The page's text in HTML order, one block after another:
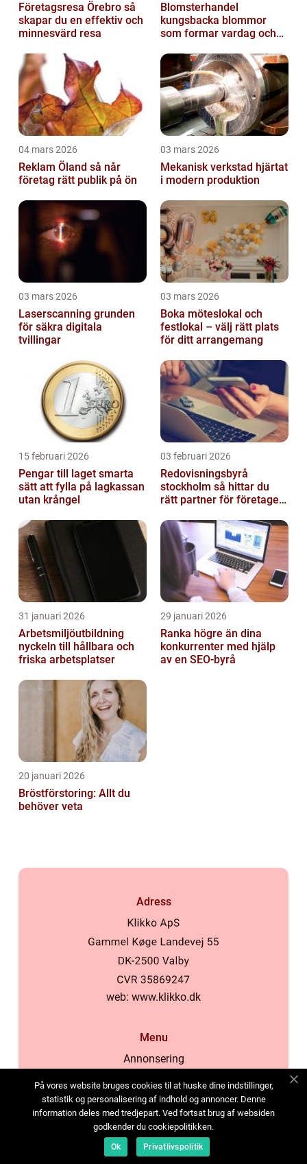
Företagsresa Örebro så
skapar du en effektiv och
minnesvärd resa
Blomsterhandel
kungsbacka blommor
som formar vardag och
04 mars 2026
Reklam Öland så når
företag rätt publik på ön
03 mars 2026
Mekanisk verkstad hjärtat
i modern produktion
03 mars 2026
Laserscanning grunden
för säkra digitala
tvillingar
03 mars 2026
Boka möteslokal och
festlokal – välj rätt plats
för ditt arrangemang
15 februari 2026
Pengar till laget smarta
sätt att fylla på lagkassan
utan krångel
03 februari 2026
Redovisningsbyrå
stockholm så hittar du
rätt partner för företagets
31 januari 2026
Arbetsmiljöutbildning
nyckeln till hållbara och
friska arbetsplatser
29 januari 2026
Ranka högre än dina
konkurrenter med hjälp
av en SEO-byrå
20 januari 2026
Bröstförstoring: Allt du
behöver veta
Adress
web: www.klikko.dk
Menu
Annonsering
Cookies
Kontakta oss
Sitemap
På vores website bruges cookies til at huske dine indstillinger,
statistik og personalisering af indhold og annoncer. Denne
information deles med tredjepart. Ved fortsat brug af websiden
godkender du cookiepolitikken.
Ok Privatlivspolitik